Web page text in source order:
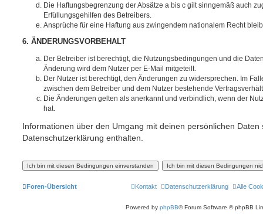
Die Haftungsbegrenzung der Absätze a bis c gilt sinngemäß auch
Erfüllungsgehilfen des Betreibers.
Ansprüche für eine Haftung aus zwingendem nationalem Recht
6. ÄNDERUNGSVORBEHALT
Der Betreiber ist berechtigt, die Nutzungsbedingungen und die
Änderung wird dem Nutzer per E-Mail mitgeteilt.
Der Nutzer ist berechtigt, den Änderungen zu widersprechen. Im
zwischen dem Betreiber und dem Nutzer bestehende
Die Änderungen gelten als anerkannt und verbindlich, wenn der
hat.
Informationen über den Umgang mit deinen persönlichen Daten
Datenschutzerklärung enthalten.
Foren-Übersicht Alle
Datenschutzerklärung
Kontakt
Powered by phpBB® Forum Software © phpBB